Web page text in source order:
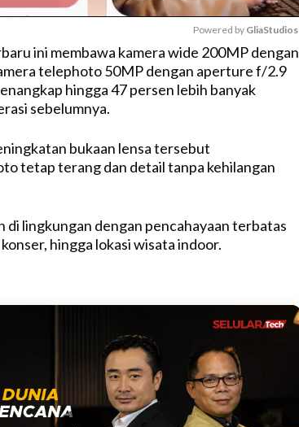
M
u
Powered by GliaStudios
ini membawa kamera wide 200MP dengan
telephoto 50MP dengan aperture f/2.9
hingga 47 persen lebih banyak
sebelumnya.
bukaan lensa tersebut
tetap terang dan detail tanpa kehilangan
di lingkungan dengan pencahayaan terbatas
hingga lokasi wisata indoor.